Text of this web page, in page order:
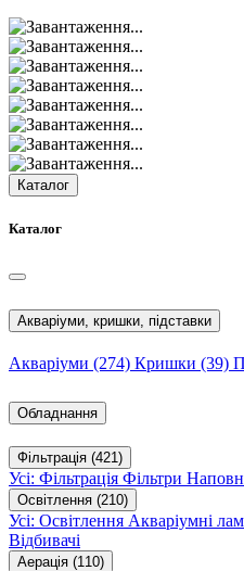
Каталог
Каталог
Акваріуми, кришки, підставки
Акваріуми (274) Кришки (39)
Обладнання
Фільтрація (421)
Усі: Фільтрація Фільтри
Освітлення (210)
Усі: Освітлення Акваріумні
Відбивачі
Аерація (110)